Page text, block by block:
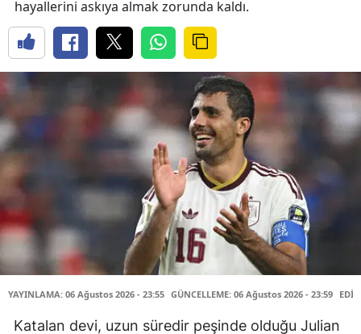
hayallerini askıya almak zorunda kaldı.
YAYINLAMA: 06 Ağustos 2026 - 23:55 GÜNCELLEME: 06 Ağustos 2026 - 23:59
Katalan devi, uzun süredir peşinde olduğu Julian